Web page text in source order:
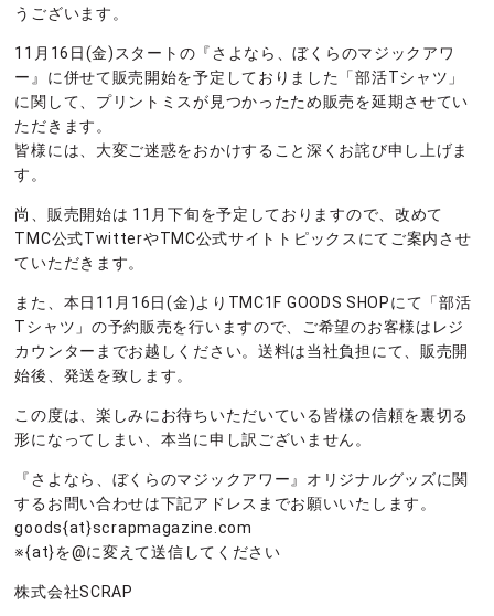
うございます。
11月16日(金)スタートの『さよなら、ぼくらのマジックアワ
ー』に併せて販売開始を予定しておりました「部活Tシャツ」
に関して、プリントミスが見つかったため販売を延期させてい
ただきます。
皆様には、大変ご迷惑をおかけすること深くお詫び申し上げま
す。
尚、販売開始は 11月下旬を予定しておりますので、改めて
TMC公式TwitterやTMC公式サイトトピックスにてご案内させ
ていただきます。
また、本日11月16日(金)よりTMC1F GOODS SHOPにて「部活
Tシャツ」の予約販売を行いますので、ご希望のお客様はレジ
カウンターまでお越しください。送料は当社負担にて、販売開
始後、発送を致します。
この度は、楽しみにお待ちいただいている皆様の信頼を裏切る
形になってしまい、本当に申し訳ございません。
『さよなら、ぼくらのマジックアワー』オリジナルグッズに関
するお問い合わせは下記アドレスまでお願いいたします。
goods{at}scrapmagazine.com
※{at}を@に変えて送信してください
株式会社SCRAP